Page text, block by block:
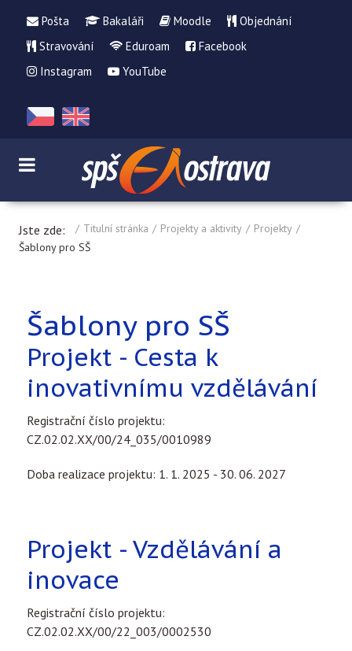
Pošta Bakaláři Moodle
Objednání
Stravování
Eduroam
Facebook
Instagram
YouTube
Jste zde: Titulní stránka Projekty a aktivity
Projekty
Šablony pro SŠ
Šablony pro SŠ
Projekt - Cesta k
inovativnímu vzdělávání
Registrační číslo projektu:
CZ.02.02.XX/00/24_035/0010989
Doba realizace projektu: 1. 1. 2025 - 30. 06. 2027
Projekt - Vzdělávání a
inovace
Registrační číslo projektu:
CZ.02.02.XX/00/22_003/0002530